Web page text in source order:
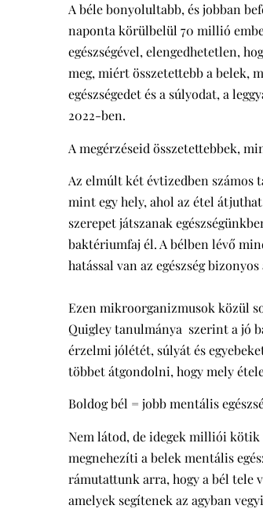
A béle bonyolultabb, és jobban
naponta körülbelül 70 millió
egészségével, elengedhetetlen,
meg, miért összetettebb a belek,
egészségedet és a súlyodat, a
2022-ben.
A megérzéseid összetettebbek,
Az elmúlt két évtizedben számos
mint egy hely, ahol az étel
szerepet játszanak
baktériumfaj él. A bélben lévő
hatással van az egészség
Ezen mikroorganizmusok közül
Quigley tanulmánya szerint a jó
érzelmi jólétét, súlyát és
többet átgondolni, hogy mely
Boldog bél = jobb mentális
Nem látod, de idegek milliói kötik
megnehezíti a belek mentális
rámutattunk arra, hogy a bél tele
amelyek segítenek az agyban